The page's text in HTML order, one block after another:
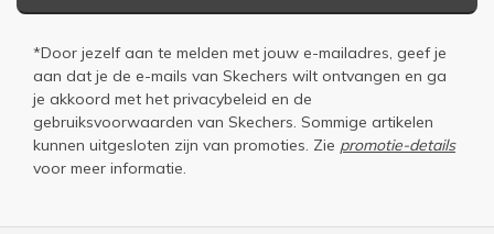
*Door jezelf aan te melden met jouw e-mailadres, geef je
aan dat je de e-mails van Skechers wilt ontvangen en ga
je akkoord met het privacybeleid en de
gebruiksvoorwaarden van Skechers. Sommige artikelen
kunnen uitgesloten zijn van promoties. Zie promotie-details
voor meer informatie.